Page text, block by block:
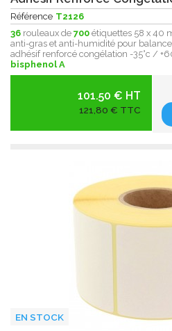
Référence T2126
36 rouleaux de 700 étiquettes 58 x 40
anti-gras et anti-humidité pour
adhésif renforcé congélation -35°c /
bisphenol A
101.50 € HT
121,80 € TTC
EN STOCK